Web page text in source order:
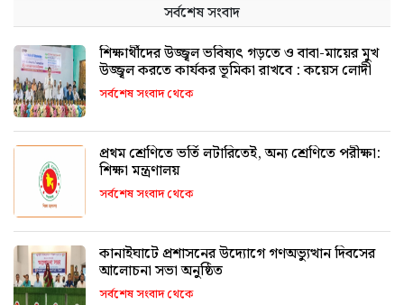
সর্বশেষ সংবাদ
শিক্ষার্থীদের উজ্জ্বল ভবিষ্যৎ গড়তে ও বাবা-মায়ের মুখ
উজ্জ্বল করতে কার্যকর ভূমিকা রাখবে : কয়েস লোদী
সর্বশেষ সংবাদ থেকে
প্রথম শ্রেণিতে ভর্তি লটারিতেই, অন্য শ্রেণিতে পরীক্ষা:
শিক্ষা মন্ত্রণালয়
সর্বশেষ সংবাদ থেকে
কানাইঘাটে প্রশাসনের উদ্যোগে গণঅভ্যুত্থান দিবসের
আলোচনা সভা অনুষ্ঠিত
সর্বশেষ সংবাদ থেকে